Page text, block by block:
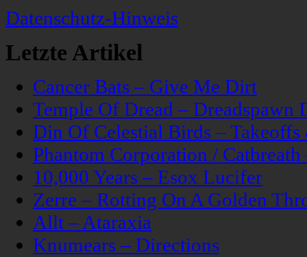
Datenschutz-Hinweis
Letzte Artikel
Cancer Bats – Give Me Dirt
Temple Of Dread – Dreadspawn
Din Of Celestial Birds –
Phantom Corporation /
10,000 Years – Esox Lucifer
Zerre – Rotting On A Golden
Allt – Ataraxia
Knumears – Directions